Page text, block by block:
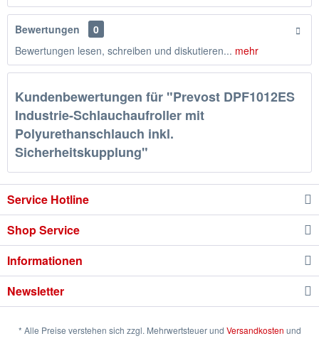
Bewertungen
0
Bewertungen lesen, schreiben und diskutieren... mehr
Kundenbewertungen für "Prevost DPF1012ES
Industrie-Schlauchaufroller mit
Polyurethanschlauch inkl.
Sicherheitskupplung"
Service Hotline
Shop Service
Informationen
Newsletter
* Alle Preise verstehen sich zzgl. Mehrwertsteuer und Versandkosten und